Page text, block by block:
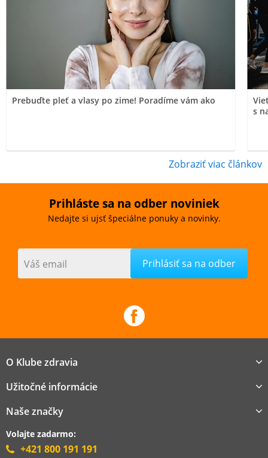
Prebuďte pleť a vlasy po zime! Poradíme vám ako
s
Zobraziť viac článkov
Prihláste sa na odber noviniek
Nedajte si ujsť špeciálne ponuky a novinky.
Váš email
O Klube zdravia
Užitočné informácie
Naše značky
Volajte zadarmo:
+421 800 191 191